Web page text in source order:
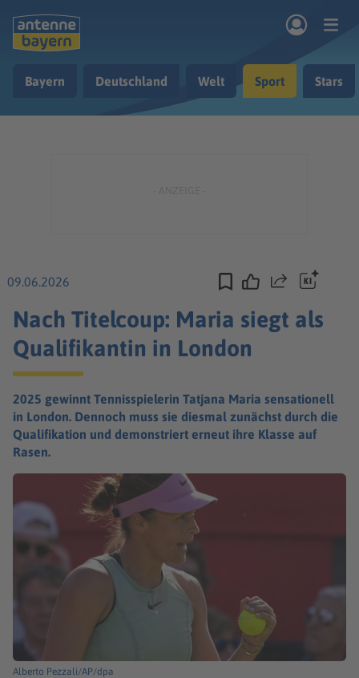
Bayern Deutschland Welt Sport Stars
09.06.2026 Teilen
Nach Titelcoup: Maria siegt als
Qualifikantin in London
2025 gewinnt Tennisspielerin Tatjana Maria sensationell
in London. Dennoch muss sie diesmal zunächst durch die
Qualifikation und demonstriert erneut ihre Klasse auf
Rasen.
Alberto Pezzali/AP/dpa